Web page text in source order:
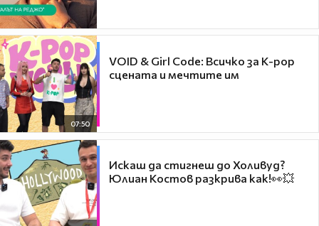
07:50
VOID & Girl Code: Всичко за K-pop
сцената и мечтите им
Искаш да стигнеш до Холивуд?
Юлиан Костов разкрива как!👀💥